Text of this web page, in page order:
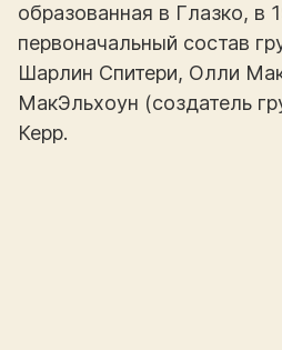
образованная в Глазко, в
первоначальный состав
Шарлин Спитери, Олли
МакЭльхоун (создатель
Керр.